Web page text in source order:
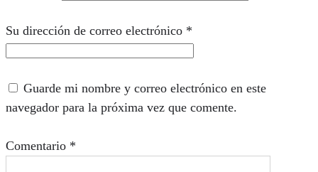
Su dirección de correo electrónico *
Guarde mi nombre y correo electrónico en este
navegador para la próxima vez que comente.
Comentario *